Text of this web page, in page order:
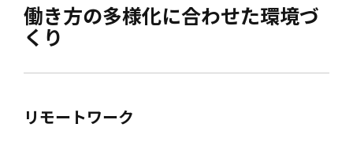
働き方の多様化に合わせた環境づ
くり
リモートワーク